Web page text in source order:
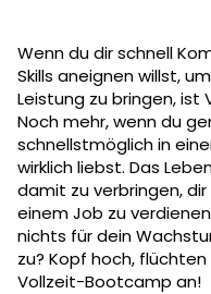
Wenn du dir schnell
Skills aneignen willst,
Leistung zu bringen, ist
Noch mehr, wenn du
schnellstmöglich in
wirklich liebst. Das
damit zu verbringen,
einem Job zu
nichts für dein
zu? Kopf hoch,
Vollzeit-Bootcamp an!